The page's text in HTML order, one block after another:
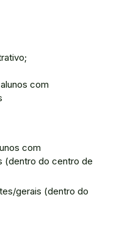
com
com
(dentro do centro de
gerais (dentro do